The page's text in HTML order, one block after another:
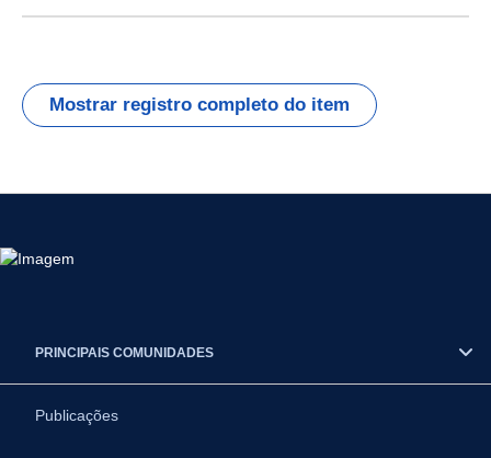
Mostrar registro completo do item
PRINCIPAIS COMUNIDADES
Publicações